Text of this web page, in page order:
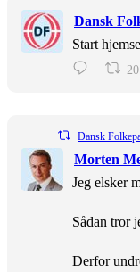
Dansk
Start
20
Dansk
Morten
Jeg elsker
Sådan tror
Derfor